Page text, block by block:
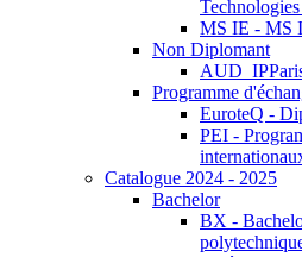
MS IE - MS
Non Diplomant
Programme
EuroteQ -
PEI -
Catalogue 2024 - 2025
Bachelor
BX -